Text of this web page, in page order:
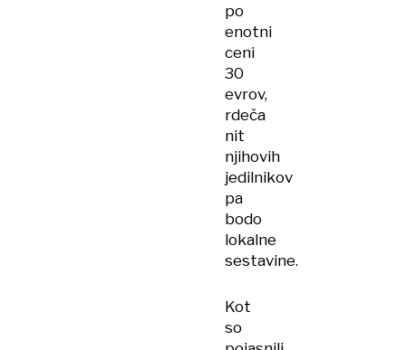
po
enotni
ceni
30
evrov,
rdeča
nit
njihovih
jedilnikov
pa
bodo
lokalne
sestavine.
Kot
so